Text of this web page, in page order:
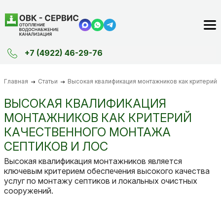
+7 (4922) 46-29-76
Главная Статьи Высокая квалификация монтажников как
ВЫСОКАЯ КВАЛИФИКАЦИЯ
МОНТАЖНИКОВ КАК КРИТЕРИЙ
КАЧЕСТВЕННОГО МОНТАЖА
СЕПТИКОВ И ЛОС
Высокая квалификация монтажников является
ключевым критерием обеспечения высокого качества
услуг по монтажу септиков и локальных очистных
сооружений.